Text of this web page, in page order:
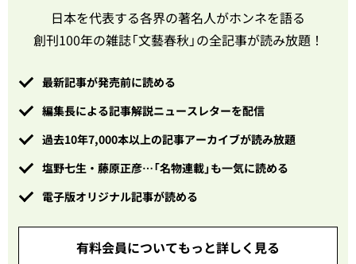
日本を代表する各界の著名人がホンネを語る
創刊100年の雑誌「文藝春秋」の全記事が読み放題！
最新記事が発売前に読める
編集長による記事解説ニュースレターを配信
過去10年7,000本以上の記事アーカイブが読み放題
塩野七生・藤原正彦…「名物連載」も一気に読める
電子版オリジナル記事が読める
有料会員についてもっと詳しく見る